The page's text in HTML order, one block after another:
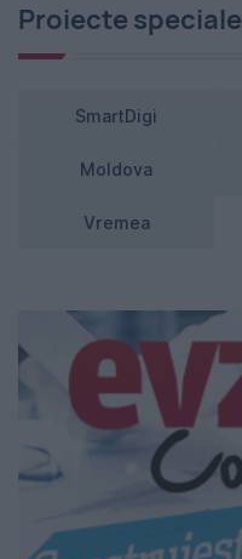
Proiecte speciale
SmartDigi
Moldova
Vremea